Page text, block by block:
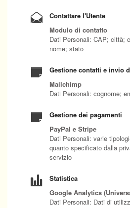
Contattare l'Utente
Modulo di contatto
Dati Personali: CAP; città;
nome; stato
Gestione contatti e invio
Mailchimp
Dati Personali: cognome;
Gestione dei pagamenti
PayPal e Stripe
Dati Personali: varie
quanto specificato dalla
servizio
Statistica
Google Analytics
Dati Personali: Dati di